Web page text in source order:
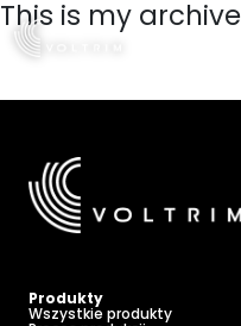
Przejdź
do
This is my archive
Produkty
Wszystkie produkty